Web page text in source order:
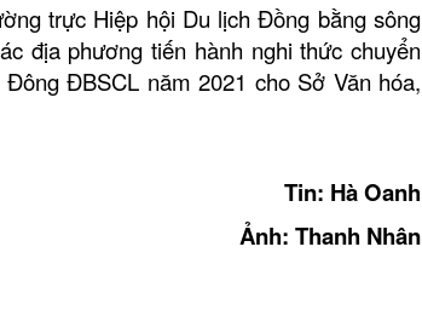
trực Hiệp hội Du lịch Đồng bằng sông
địa phương tiến hành nghi thức chuyển
ĐBSCL năm 2021 cho Sở Văn hóa,
Tin: Hà Oanh
Ảnh: Thanh Nhân